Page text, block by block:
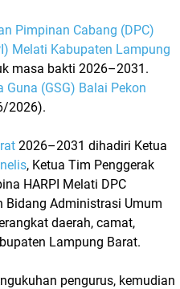
Pimpinan Cabang (DPC)
Melati Kabupaten Lampung
masa bakti 2026–2031.
Guna (GSG) Balai Pekon
2026).
2026–2031 dihadiri Ketua
, Ketua Tim Penggerak
HARPI Melati DPC
Bidang Administrasi Umum
daerah, camat,
Lampung Barat.
pengurus, kemudian